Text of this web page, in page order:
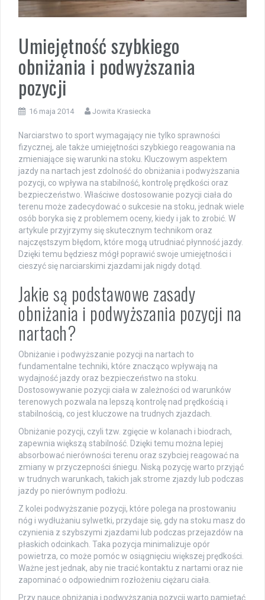
Umiejętność szybkiego
obniżania i podwyższania
pozycji
16 maja 2014 Jowita Krasiecka
Narciarstwo to sport wymagający nie tylko sprawności
fizycznej, ale także umiejętności szybkiego reagowania na
zmieniające się warunki na stoku. Kluczowym aspektem
jazdy na nartach jest zdolność do obniżania i podwyższania
pozycji, co wpływa na stabilność, kontrolę prędkości oraz
bezpieczeństwo. Właściwe dostosowanie pozycji ciała do
terenu może zadecydować o sukcesie na stoku, jednak wiele
osób boryka się z problemem oceny, kiedy i jak to zrobić. W
artykule przyjrzymy się skutecznym technikom oraz
najczęstszym błędom, które mogą utrudniać płynność jazdy.
Dzięki temu będziesz mógł poprawić swoje umiejętności i
cieszyć się narciarskimi zjazdami jak nigdy dotąd.
Jakie są podstawowe zasady
obniżania i podwyższania pozycji na
nartach?
Obniżanie i podwyższanie pozycji na nartach to
fundamentalne techniki, które znacząco wpływają na
wydajność jazdy oraz bezpieczeństwo na stoku.
Dostosowywanie pozycji ciała w zależności od warunków
terenowych pozwala na lepszą kontrolę nad prędkością i
stabilnością, co jest kluczowe na trudnych zjazdach.
Obniżanie pozycji, czyli tzw. zgięcie w kolanach i biodrach,
zapewnia większą stabilność. Dzięki temu można lepiej
absorbować nierówności terenu oraz szybciej reagować na
zmiany w przyczepności śniegu. Niską pozycję warto przyjąć
w trudnych warunkach, takich jak strome zjazdy lub podczas
jazdy po nierównym podłożu.
Z kolei podwyższanie pozycji, które polega na prostowaniu
nóg i wydłużaniu sylwetki, przydaje się, gdy na stoku masz do
czynienia z szybszymi zjazdami lub podczas przejazdów na
płaskich odcinkach. Taka pozycja minimalizuje opór
powietrza, co może pomóc w osiągnięciu większej prędkości.
Ważne jest jednak, aby nie tracić kontaktu z nartami oraz nie
zapominać o odpowiednim rozłożeniu ciężaru ciała.
Przy nauce obniżania i podwyższania pozycji warto pamiętać